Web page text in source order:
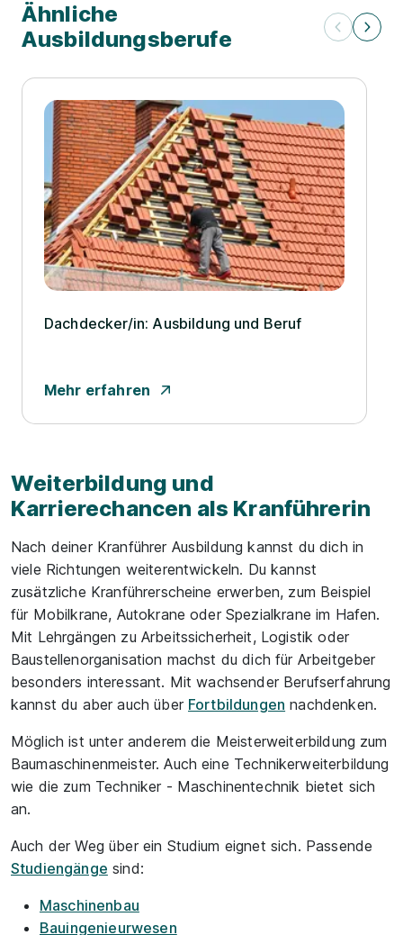
Ähnliche
Ausbildungsberufe
Dachdecker/­in: Ausbildung und Beruf
Mehr erfahren
Weiterbildung und
Karrierechancen als Kranführerin
Nach deiner Kranführer Ausbildung kannst du dich in
viele Richtungen weiterentwickeln. Du kannst
zusätzliche Kranführerscheine erwerben, zum Beispiel
für Mobilkrane, Autokrane oder Spezialkrane im Hafen.
Mit Lehrgängen zu Arbeitssicherheit, Logistik oder
Baustellenorganisation machst du dich für Arbeitgeber
besonders interessant. Mit wachsender Berufserfahrung
kannst du aber auch über Fortbildungen nachdenken.
Möglich ist unter anderem die Meisterweiterbildung zum
Baumaschinenmeister. Auch eine Technikerweiterbildung
wie die zum Techniker - Maschinentechnik bietet sich
an.
Auch der Weg über ein Studium eignet sich. Passende
Studiengänge sind:
Maschinenbau
Bauingenieurwesen